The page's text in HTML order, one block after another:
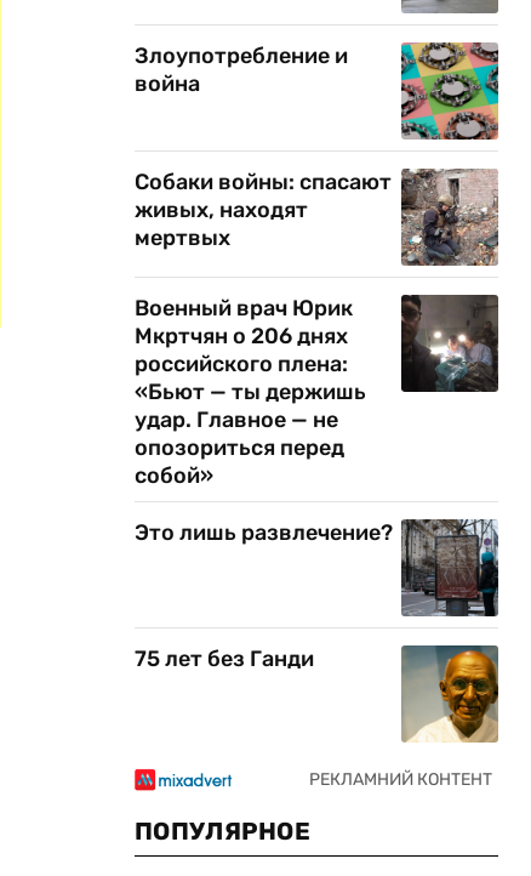
Злоупотребление и
война
Собаки войны: спасают
живых, находят
мертвых
Военный врач Юрик
Мкртчян о 206 днях
российского плена:
«Бьют — ты держишь
удар. Главное — не
опозориться перед
собой»
Это лишь развлечение?
75 лет без Ганди
ПОПУЛЯРНОЕ